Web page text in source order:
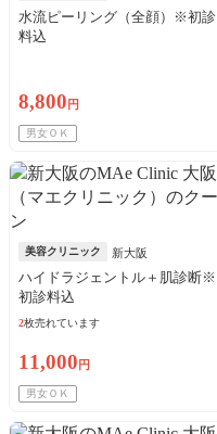
水流ピーリング（全顔）※初診
料込
8,800 円
男女ＯＫ
美容クリニック 新大阪
ハイドラジェントル＋肌診断※
初診料込
2枚売れています
11,000 円
男女ＯＫ